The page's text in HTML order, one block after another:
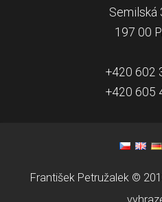
Semilská
197 00
+420 602
+420 605
František Petružalek ©